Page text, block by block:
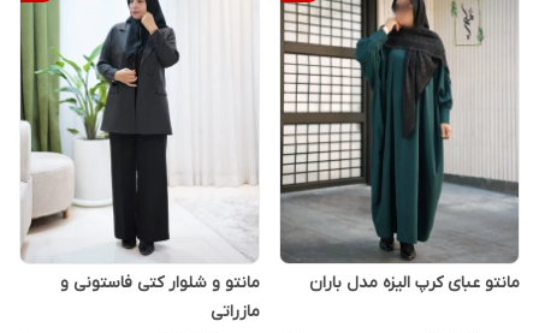
مانتو عبای کرپ الیزه مدل باران
مانتو و شلوار کتی فاستونی و
مازراتی